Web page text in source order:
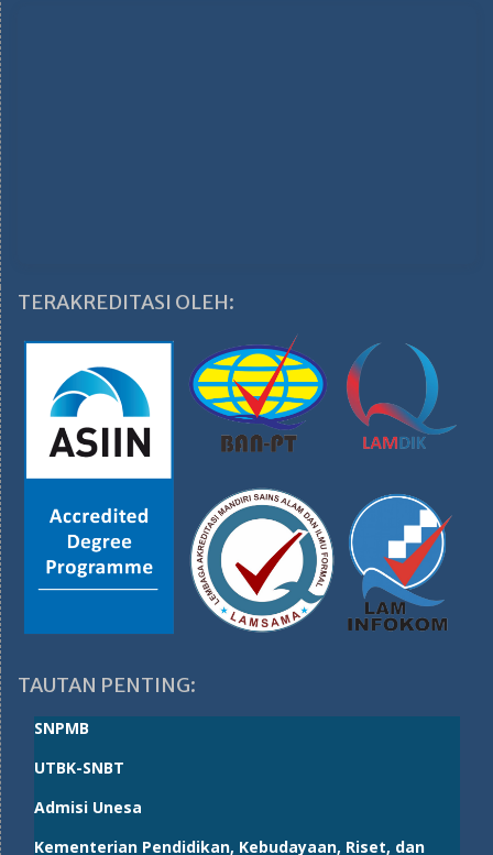
TERAKREDITASI OLEH:
TAUTAN PENTING:
SNPMB
UTBK-SNBT
Admisi Unesa
Kementerian Pendidikan, Kebudayaan, Riset, dan